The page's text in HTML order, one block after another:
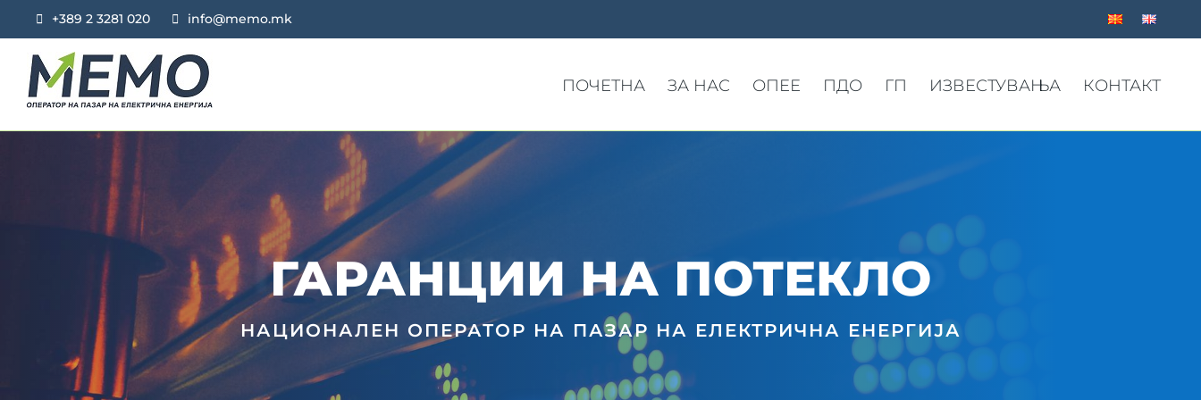
+389 2 3281 020 info@memo.mk
ПОЧЕТНА ЗА НАС ОПЕЕ ПДО ГП ИЗВЕСТУВАЊА КОНТАКТ
ГАРАНЦИИ НА ПОТЕКЛО
ГАРАНЦИИ НА ПОТЕКЛО
НАЦИОНАЛЕН ОПЕРАТОР НА ПАЗАР НА ЕЛЕКТРИЧНА ЕНЕРГИЈА